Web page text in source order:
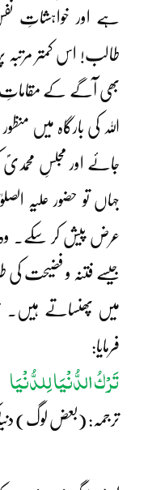
ہے اور خواہشاتِ
طالب! اس کمتر مرتبہ
بھی آگے کے مقاماتِ
اللہ کی بارگاہ میں
جائے اور مجلسِ
جہاں تو حضور علیہ
عرض پیش کر سکے۔ وہ
جیسے فتنہ و فضیحت
میں پھنساتے ہیں۔
فرمایا:
تَرْکُ الدُّنْیَا لِلدُّنْیَا
ترجمہ: (بعض لوگ) دنیا